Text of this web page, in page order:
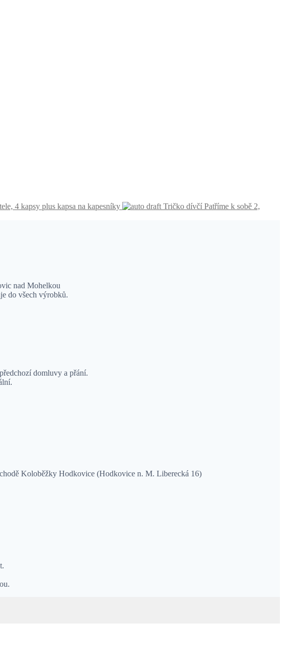
4 kapsy plus kapsa na kapesníky
Tričko dívčí Patříme k sobě 2,
nad Mohelkou
do všech výrobků.
domluvy a přání.
Koloběžky Hodkovice (Hodkovice n. M. Liberecká 16)